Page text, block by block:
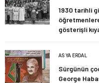
1930 tarihli
gösterişli
ASYA ERDAL
Sürgünün
George